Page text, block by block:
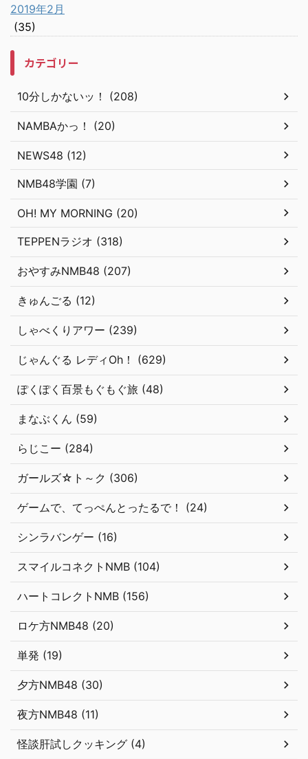
2019年2月
(35)
カテゴリー
10分しかないッ！ (208)
NAMBAかっ！ (20)
NEWS48 (12)
NMB48学園 (7)
OH! MY MORNING (20)
TEPPENラジオ (318)
おやすみNMB48 (207)
きゅんごる (12)
しゃべくりアワー (239)
じゃんぐる レディOh！ (629)
ぽくぽく百景もぐもぐ旅 (48)
まなぶくん (59)
らじこー (284)
ガールズ☆ト～ク (306)
ゲームで、てっぺんとったるで！ (24)
シンラバンゲー (16)
スマイルコネクトNMB (104)
ハートコレクトNMB (156)
ロケ方NMB48 (20)
単発 (19)
夕方NMB48 (30)
夜方NMB48 (11)
怪談肝試しクッキング (4)